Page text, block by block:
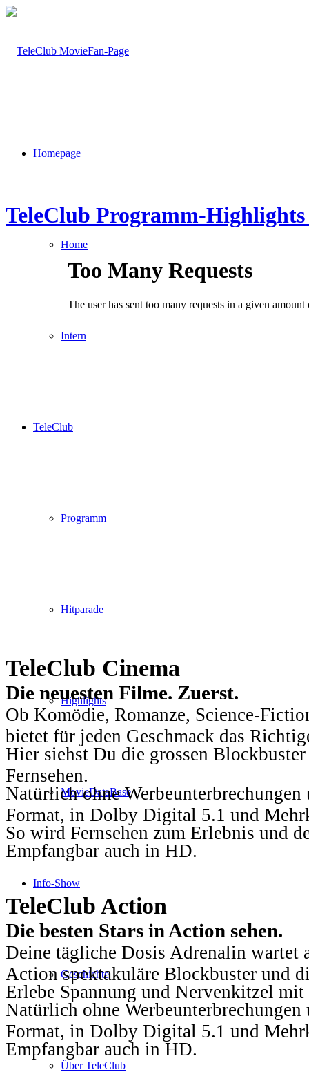
Homepage
Home
Intern
TeleClub
Programm
Hitparade
Highlights
MovieDataBase
Info-Show
Geschichte
Über TeleClub
TeleClub Programm-
TeleClub Cinema
Die neuesten Filme. Zuerst.
Ob Komödie, Romanze, Science-
bietet für jeden Geschmack das
Hier siehst Du die grossen
Fernsehen.
Natürlich ohne
Format, in Dolby Digital 5.1 und
So wird Fernsehen zum Erlebnis und
Empfangbar auch in HD.
TeleClub Action
Die besten Stars in Action sehen.
Deine tägliche Dosis Adrenalin wartet
Action spektakuläre Blockbuster und
Erlebe Spannung und Nervenkitzel
Natürlich ohne
Format, in Dolby Digital 5.1 und
Empfangbar auch in HD.